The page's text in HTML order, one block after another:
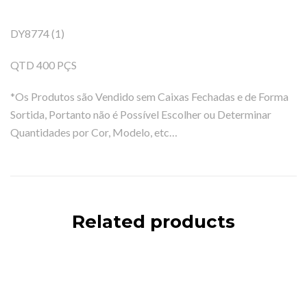
DY8774 (1)
QTD 400 PÇS
*Os Produtos são Vendido sem Caixas Fechadas e de Forma
Sortida, Portanto não é Possível Escolher ou Determinar
Quantidades por Cor, Modelo, etc…
Related products